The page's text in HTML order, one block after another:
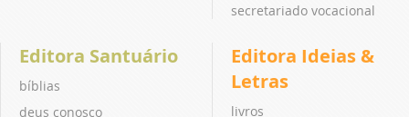
secretariado vocacional
Editora Santuário
bíblias
deus conosco
Editora Ideias &
Letras
livros